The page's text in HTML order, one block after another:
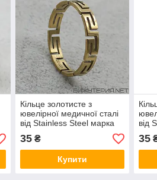
Кільце золотисте з
ювелірної медичної сталі
від Stainless Steel марка
316 L ширина 6 мм вербе
35₴
Купити
від
316
35